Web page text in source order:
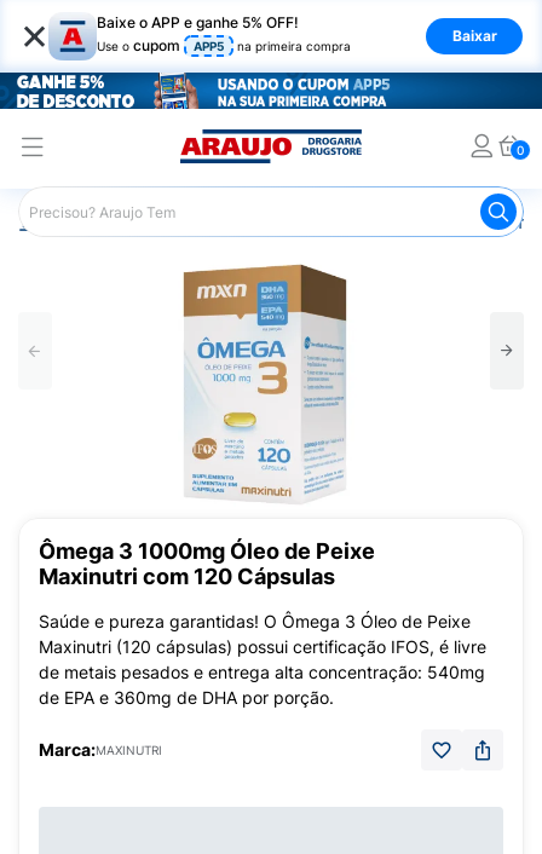
× Baixe o APP e ganhe 5% OFF!
Use o cupom APP5 na primeira compra
Baixar
0
Araujo Saúde e Bem Estar
Ômega 3 1000mg Óleo de Peixe
Maxinutri com 120 Cápsulas
Saúde e pureza garantidas! O Ômega 3 Óleo de Peixe
Maxinutri (120 cápsulas) possui certificação IFOS, é livre
de metais pesados e entrega alta concentração: 540mg
de EPA e 360mg de DHA por porção.
Marca:MAXINUTRI